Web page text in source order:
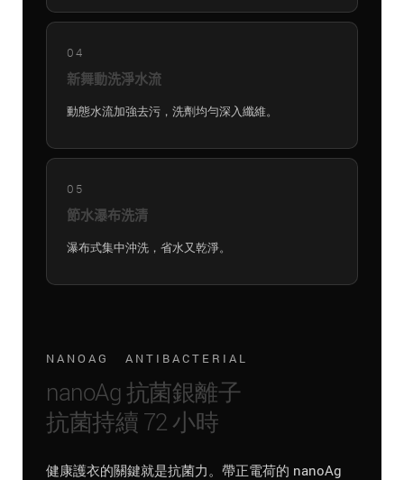
04
新舞動洗淨水流
動態水流加強去污，洗劑均勻深入纖維。
05
節水瀑布洗清
瀑布式集中沖洗，省水又乾淨。
NANOAG ANTIBACTERIAL
nanoAg 抗菌銀離子
抗菌持續 72 小時
健康護衣的關鍵就是抗菌力。帶正電荷的 nanoAg